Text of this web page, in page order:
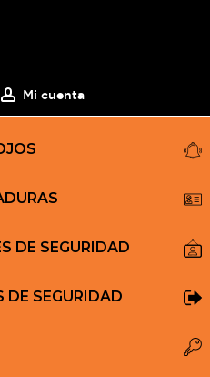
Mi cuenta
DE SEGURIDAD
DE SEGURIDAD